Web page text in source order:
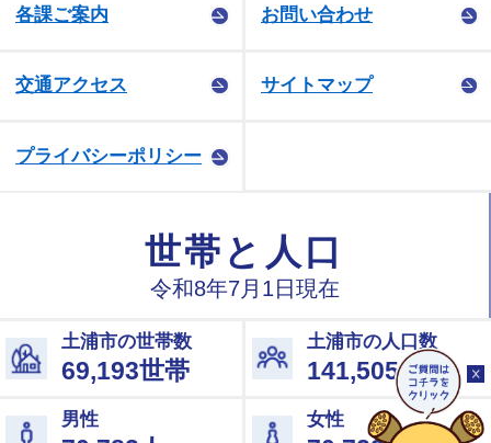
各課ご案内 お問い合わせ
交通アクセス サイトマップ
プライバシーポリシー